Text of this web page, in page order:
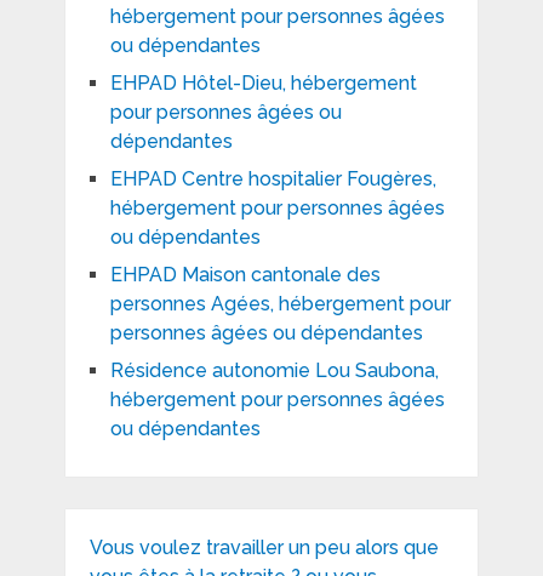
hébergement pour personnes âgées
ou dépendantes
EHPAD Hôtel-Dieu, hébergement
pour personnes âgées ou
dépendantes
EHPAD Centre hospitalier Fougères,
hébergement pour personnes âgées
ou dépendantes
EHPAD Maison cantonale des
personnes Agées, hébergement pour
personnes âgées ou dépendantes
Résidence autonomie Lou Saubona,
hébergement pour personnes âgées
ou dépendantes
Vous voulez travailler un peu alors que